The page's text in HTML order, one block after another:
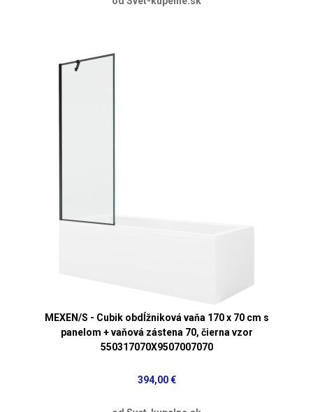
MEXEN/S - Cubik obdĺžniková vaňa 170 x 70 cm s
panelom + vaňová zástena 70, čierna vzor
550317070X9507007070
394,00 €